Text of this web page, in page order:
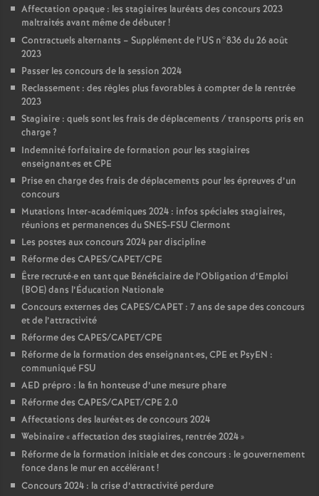
Affectation opaque : les stagiaires lauréats des concours 2023
maltraités avant même de débuter!
Contractuels alternants – Supplément de l’US n°836 du 26 août
2023
Passer les concours de la session 2024
Reclassement : des règles plus favorables à compter de la rentrée
2023
Stagiaire : quels sont les frais de déplacements / transports pris en
charge?
Indemnité forfaitaire de formation pour les stagiaires
enseignant·es et CPE
Prise en charge des frais de déplacements pour les épreuves d’un
concours
Mutations Inter-académiques 2024 : infos spéciales stagiaires,
réunions et permanences du SNES-FSU Clermont
Les postes aux concours 2024 par discipline
Réforme des CAPES/CAPET/CPE
Être recruté·e en tant que Bénéficiaire de l’Obligation d’Emploi
(BOE) dans l’Éducation Nationale
Concours externes des CAPES/CAPET : 7 ans de sape des concours
et de l’attractivité
Réforme des CAPES/CAPET/CPE
Réforme de la formation des enseignant·es, CPE et PsyEN :
communiqué FSU
AED prépro : la fin honteuse d’une mesure phare
Réforme des CAPES/CAPET/CPE 2.0
Affectations des lauréat·es de concours 2024
Webinaire «affectation des stagiaires, rentrée 2024»
Réforme de la formation initiale et des concours : le gouvernement
fonce dans le mur en accélérant!
Concours 2024 : la crise d’attractivité perdure